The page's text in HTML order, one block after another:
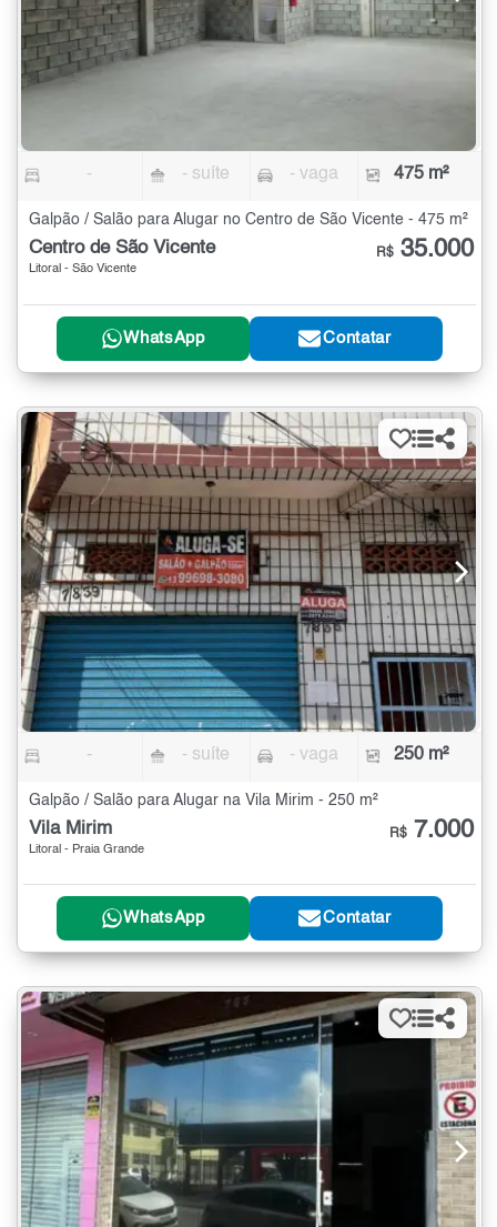
- - suíte - vaga 475 m²
Galpão / Salão para Alugar no Centro de São Vicente - 475 m²
Centro de São Vicente
Litoral - São Vicente
R$ 35.000
WhatsApp Contatar
- - suíte - vaga 250 m²
Galpão / Salão para Alugar na Vila Mirim - 250 m²
Vila Mirim
Litoral - Praia Grande
R$ 7.000
WhatsApp Contatar